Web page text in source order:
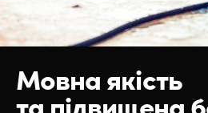
Мовнаякість
та підвищена